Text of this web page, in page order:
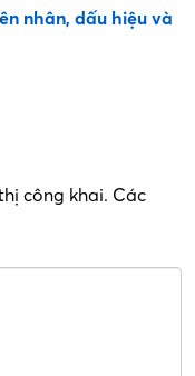
nhân, dấu hiệu và
công khai. Các